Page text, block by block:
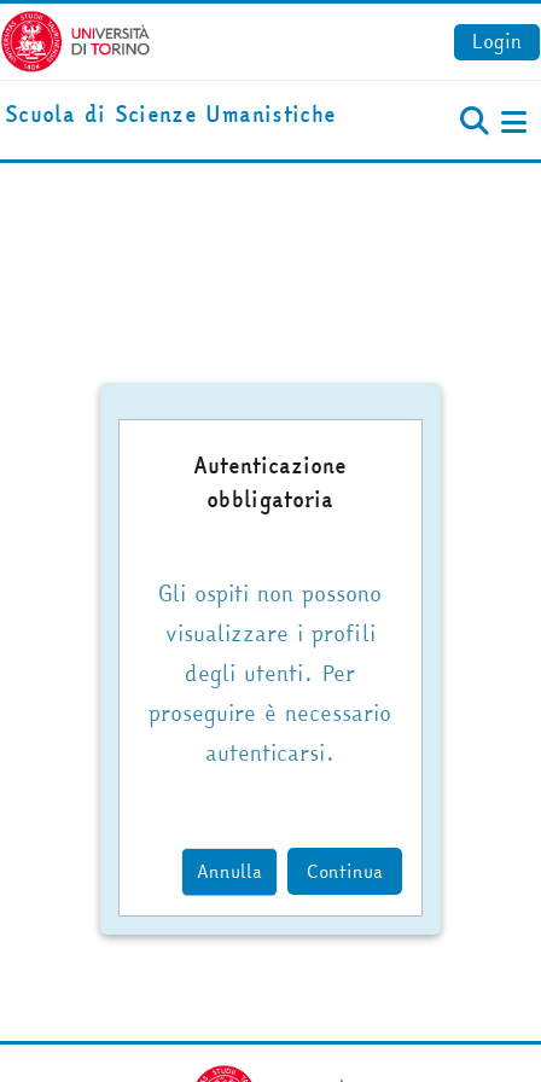
Vai al contenuto principale
Login
Scuola di Scienze Umanistiche
Autenticazione
obbligatoria
Gli ospiti non possono
visualizzare i profili
degli utenti. Per
proseguire è necessario
autenticarsi.
Annulla Continua